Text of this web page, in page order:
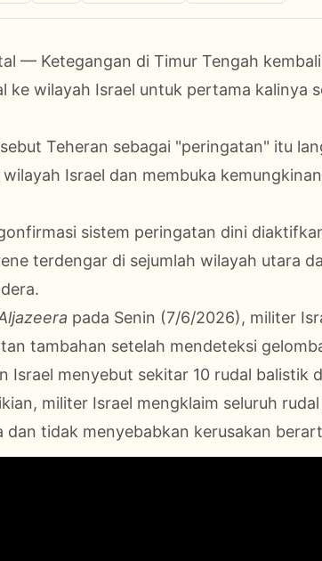
— Ketegangan di Timur Tengah
ke wilayah Israel untuk pertama kalinya
Teheran sebagai "peringatan" itu
Israel dan membuka
sistem peringatan dini
terdengar di sejumlah wilayah utara
pada Senin (7/6/2026), militer
tambahan setelah mendeteksi
Israel menyebut sekitar 10 rudal balistik
militer Israel mengklaim seluruh
dan tidak menyebabkan kerusakan